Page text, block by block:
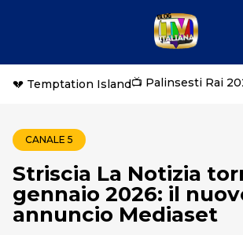
💔 Temptation Island📺 Palinsesti Rai
CANALE 5
Striscia La Notizia
gennaio 2026: il
annuncio Mediaset